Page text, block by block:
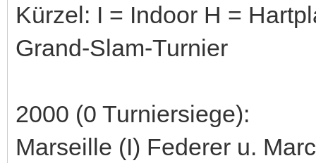
Kürzel: I = Indoor H =
Grand-Slam-Turnier
2000 (0 Turniersiege):
Marseille (I) Federer u.